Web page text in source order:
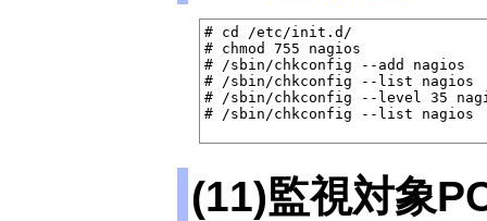
# cd /etc/init.d/
# chmod 755 nagios
# /sbin/chkconfig --add nagios
# /sbin/chkconfig --list nagios
# /sbin/chkconfig --level 35
# /sbin/chkconfig --list nagios
(11)監視対象